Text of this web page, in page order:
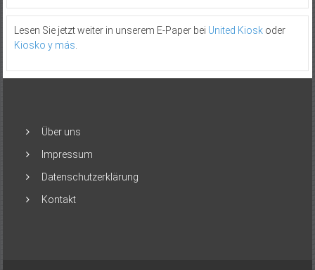
Lesen Sie jetzt weiter in unserem E-Paper bei United Kioskoder
Kiosko y más.
Über uns
Impressum
Datenschutzerklärung
Kontakt